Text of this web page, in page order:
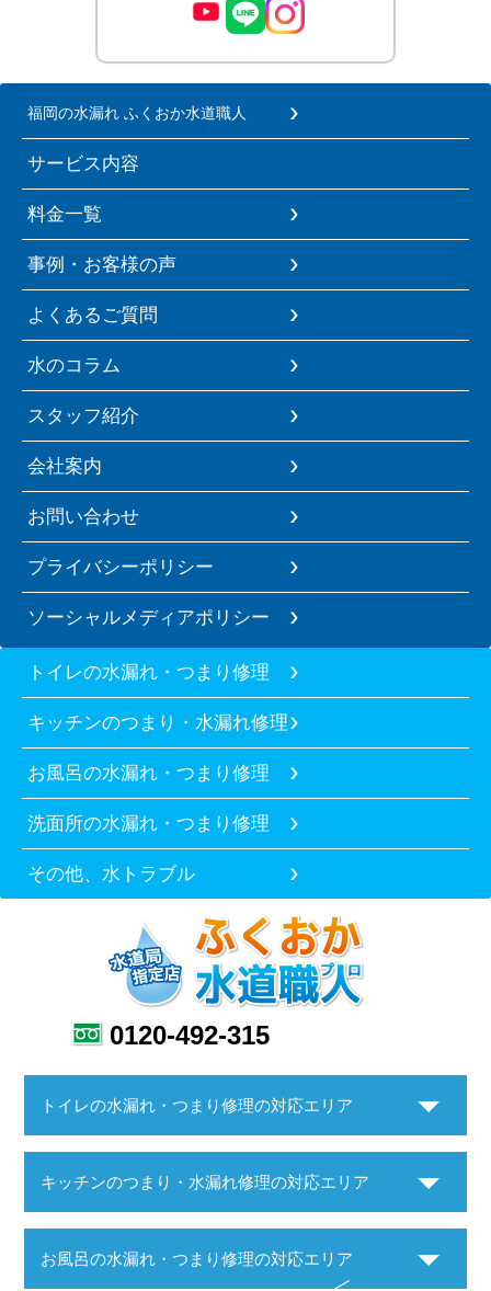
福岡の水漏れ ふくおか水道職人
サービス内容
料金一覧
事例・お客様の声
よくあるご質問
水のコラム
スタッフ紹介
会社案内
お問い合わせ
プライバシーポリシー
ソーシャルメディアポリシー
トイレの水漏れ・つまり修理
キッチンのつまり・水漏れ修理
お風呂の水漏れ・つまり修理
洗面所の水漏れ・つまり修理
その他、水トラブル
0120-492-315
トイレの水漏れ・つまり修理の対応エリア
キッチンのつまり・水漏れ修理の対応エリア
お風呂の水漏れ・つまり修理の対応エリア